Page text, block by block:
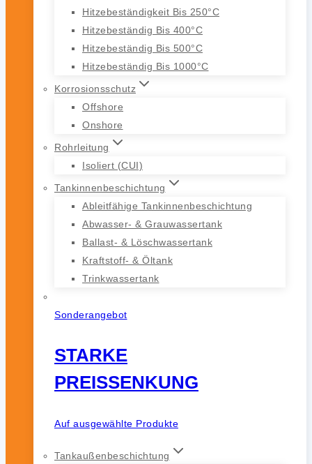
Hitzebeständigkeit Bis 250°C
Hitzebeständig Bis 400°C
Hitzebeständig Bis 500°C
Hitzebeständig Bis 1000°C
Korrosionsschutz
Offshore
Onshore
Rohrleitung
Isoliert (CUI)
Tankinnenbeschichtung
Ableitfähige Tankinnenbeschichtung
Abwasser- & Grauwassertank
Ballast- & Löschwassertank
Kraftstoff- & Öltank
Trinkwassertank
Sonderangebot
STARKE
PREISSENKUNG
Auf ausgewählte Produkte
Tankaußenbeschichtung